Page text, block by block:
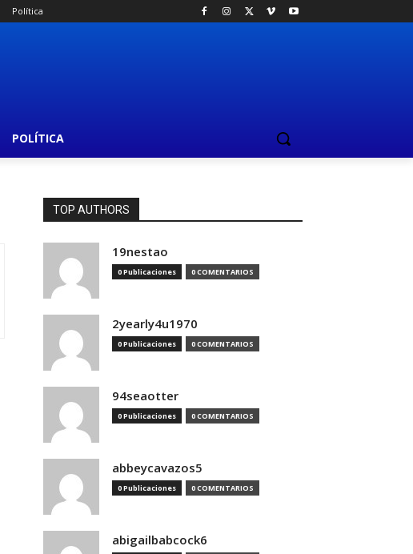
Política
POLÍTICA
TOP AUTHORS
19nestao
0 Publicaciones 0 COMENTARIOS
2yearly4u1970
0 Publicaciones 0 COMENTARIOS
94seaotter
0 Publicaciones 0 COMENTARIOS
abbeycavazos5
0 Publicaciones 0 COMENTARIOS
abigailbabcock6